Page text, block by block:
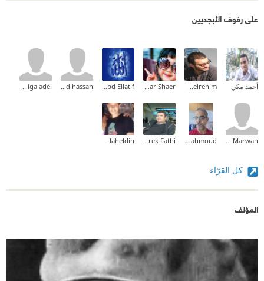
على رفوف الأبجديين
أحمد مكي Mohamed Sayed Abdelrehim
Abrar Shaer
Mansour Abd Ellatif
mohamed hassan
khadiga adel
Bahaa Marwan
Mohamed Mahmoud
Tarek Fathi
Alaa Salaheldin
كل القرّاء
المؤلف